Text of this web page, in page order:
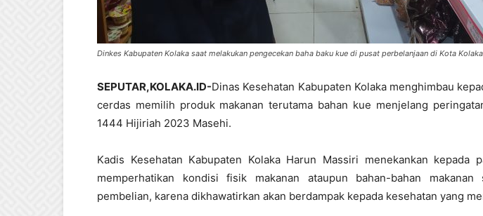
Dinkes Kabupaten Kolaka saat melakukan pengecekan baha baku kue di pusat perbelanjaan di Kota Kolaka
SEPUTAR,KOLAKA.ID-Dinas Kesehatan Kabupaten Kolaka menghimbau
cerdas memilih produk makanan terutama bahan kue menjelang
1444 Hijiriah 2023 Masehi.
Kadis Kesehatan Kabupaten Kolaka Harun Massiri menekankan kepada
memperhatikan kondisi fisik makanan ataupun bahan-bahan makanan
pembelian, karena dikhawatirkan akan berdampak kepada kesehatan yang